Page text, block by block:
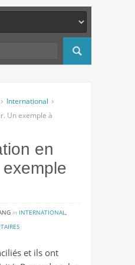
International
Un exemple à
en
in INTERNATIONAL
sur
en et ils ont